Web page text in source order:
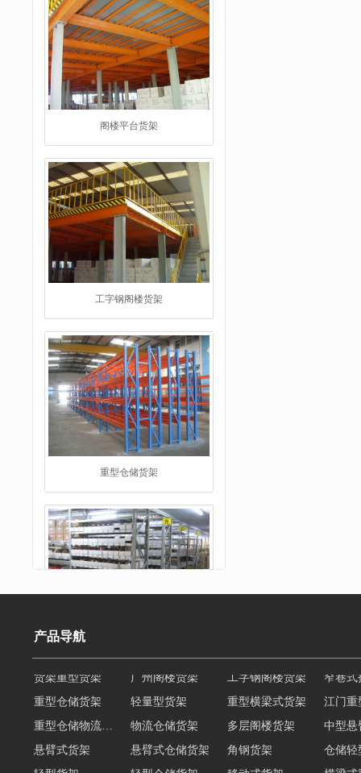
阁楼平台货架
工字钢阁楼货架
重型仓储货架
仓储货架
产品导航
重型仓储货架 轻量型货架 重型横梁式货架
江门
物流仓储货架 多层阁楼货架
中型悬
悬臂式货架
悬臂式仓储货架 角钢货架
仓储
轻型货架
轻型仓储货架 移动式货架 横梁